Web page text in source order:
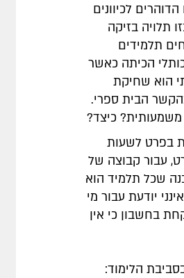
לכיוונים
תלויה בזיקה
תלמידים
הכיתה כאשר
הוא שחיקת
הבית ספרי.
כיצד?
בפרט לשעות
עבור קבוצה של
שכל תלמיד הוא
יודעת עבור מי
בחשבון כי אין
הלימוד: